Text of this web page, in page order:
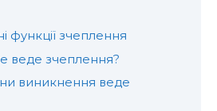
функції зчеплення
веде зчеплення?
виникнення веде